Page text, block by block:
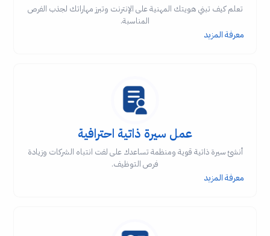
تعلم كيف تبني هويتك المهنية على الإنترنت وتبرز مهاراتك لجذب الفرص
المناسبة.
معرفة المزيد
عمل سيرة ذاتية احترافية
أنشئ سيرة ذاتية قوية ومنظمة تساعدك على لفت انتباه الشركات وزيادة
فرص التوظيف.
معرفة المزيد